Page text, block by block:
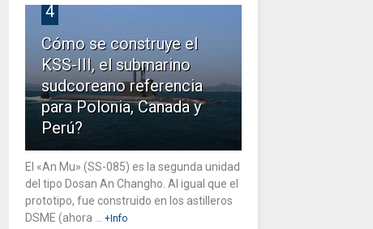
4
Cómo se construye el
KSS-III, el submarino
sudcoreano referencia
para Polonia, Canada y
Perú?
El «An Mu» (SS-085) es la segunda unidad
del tipo Dosan An Changho. Al igual que el
prototipo, fue construido en los astilleros
DSME (ahora ...
+Info